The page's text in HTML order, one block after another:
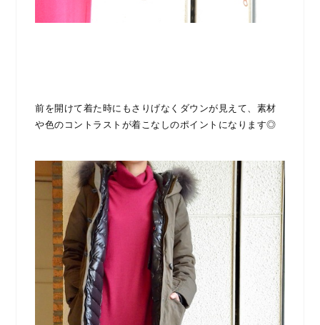
前を開けて着た時にもさりげなくダウンが見えて、素材
や色のコントラストが着こなしのポイントになります◎